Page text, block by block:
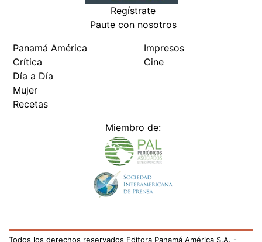
Regístrate
Paute con nosotros
Panamá América
Crítica
Día a Día
Mujer
Recetas
Impresos
Cine
Miembro de:
Todos los derechos reservados Editora Panamá América S.A. -